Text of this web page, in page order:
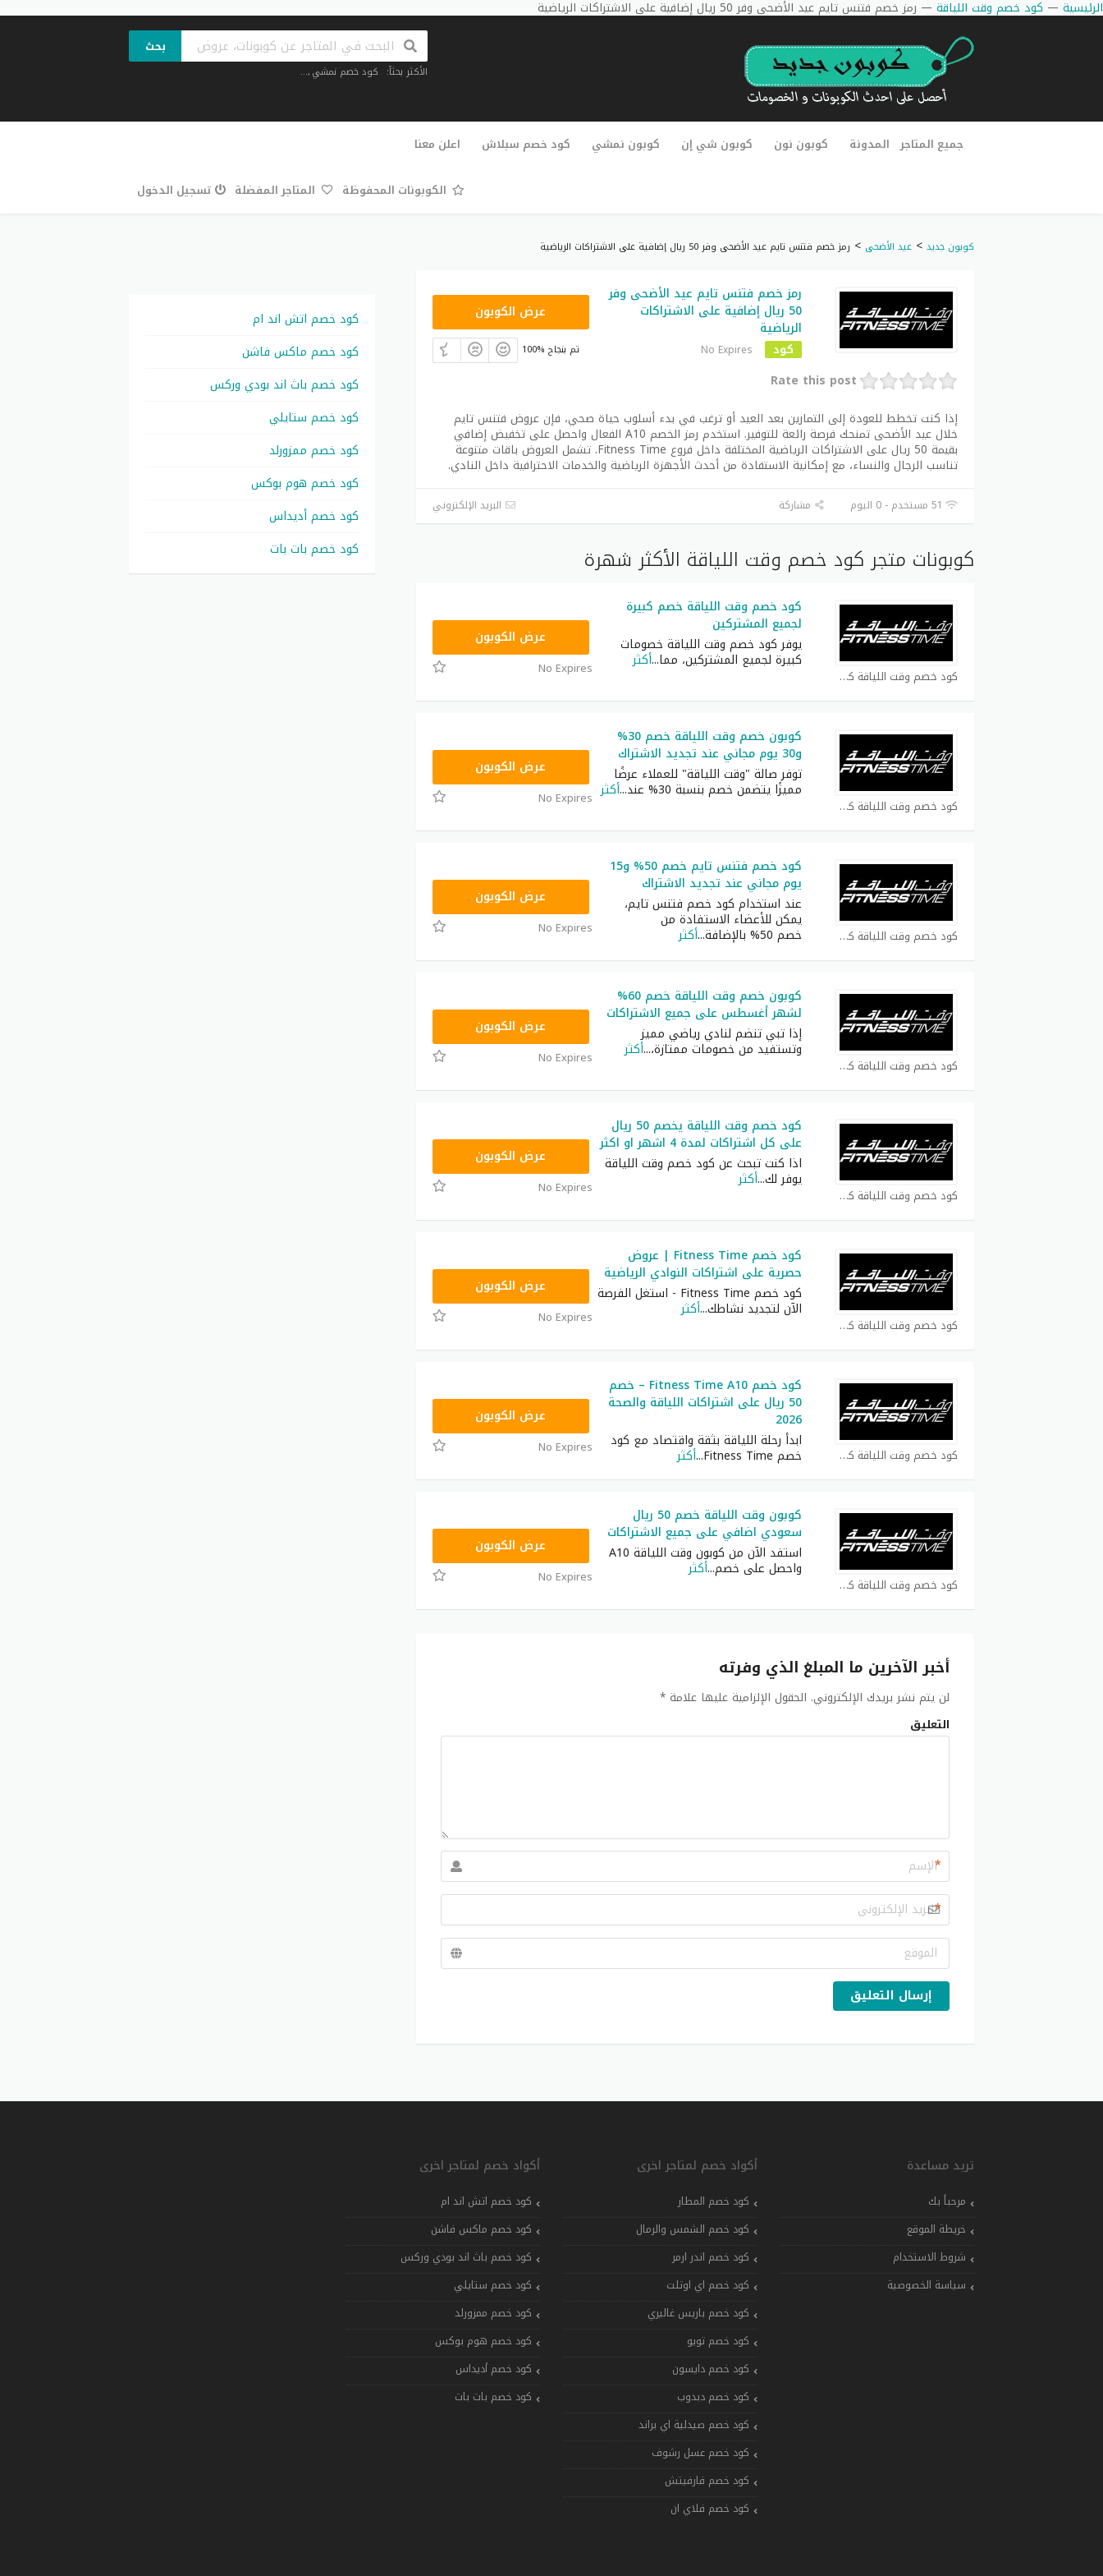
الرئيسية — كود خصم وقت اللياقة — رمز خصم فتنس تايم عيد الأضحى وفر 50 ريال إضافية على الاشتراكات الرياضية
بحث
الأكثر بحثاً: كود خصم نمشي,...
تخطي
جميع المتاجر المدونة كوبون نون كوبون شي إن كوبون نمشي كود خصم سبلاش اعلن معنا
الكوبونات المحفوظة المتاجر المفضلة تسجيل الدخول
كوبون جديد > عيد الأضحى > رمز خصم فتنس تايم عيد الأضحى وفر 50 ريال إضافية على الاشتراكات الرياضية
رمز خصم فتنس تايم عيد الأضحى وفر
50 ريال إضافية على الاشتراكات
الرياضية
كود No Expires
عرض الكوبون
100% تم بنجاح
Rate this post
إذا كنت تخطط للعودة إلى التمارين بعد العيد أو ترغب في بدء أسلوب حياة صحي، فإن عروض فتنس تايم
خلال عيد الأضحى تمنحك فرصة رائعة للتوفير. استخدم رمز الخصم A10 الفعال واحصل على تخفيض إضافي
بقيمة 50 ريال على الاشتراكات الرياضية المختلفة داخل فروع Fitness Time. تشمل العروض باقات متنوعة
تناسب الرجال والنساء، مع إمكانية الاستفادة من أحدث الأجهزة الرياضية والخدمات الاحترافية داخل النادي.
51 مستخدم - 0 اليوم مشاركة البريد الإلكتروني
كوبونات متجر كود خصم وقت اللياقة الأكثر شهرة
كود خصم وقت اللياقة كوبون
كود خصم وقت اللياقة خصم كبيرة
لجميع المشتركين
يوفر كود خصم وقت اللياقة خصومات
كبيرة لجميع المشتركين، مما...أكثر
عرض الكوبون
No Expires
كود خصم وقت اللياقة كوبون
كوبون خصم وقت اللياقة خصم 30%
و30 يوم مجاني عند تجديد الاشتراك
توفر صالة "وقت اللياقة" للعملاء عرضًا
مميزًا يتضمن خصم بنسبة 30% عند ...أكثر
عرض الكوبون
No Expires
كود خصم وقت اللياقة كوبون
كود خصم فتنس تايم خصم 50% و15
يوم مجاني عند تجديد الاشتراك
عند استخدام كود خصم فتنس تايم،
يمكن للأعضاء الاستفادة من
خصم 50% بالإضافة ...أكثر
عرض الكوبون
No Expires
كود خصم وقت اللياقة كوبون
كوبون خصم وقت اللياقة خصم 60%
لشهر أغسطس على جميع الاشتراكات
إذا تبي تنضم لنادي رياضي مميز
وتستفيد من خصومات ممتازة،...أكثر
عرض الكوبون
No Expires
كود خصم وقت اللياقة كوبون
كود خصم وقت اللياقة يخصم 50 ريال
على كل اشتراكات لمدة 4 اشهر او اكثر
اذا كنت تبحث عن كود خصم وقت اللياقة
يوفر لك...أكثر
عرض الكوبون
No Expires
كود خصم وقت اللياقة كوبون
كود خصم Fitness Time | عروض
حصرية على اشتراكات النوادي الرياضية
كود خصم Fitness Time - استغل الفرصة
الآن لتجديد نشاطك...أكثر
عرض الكوبون
No Expires
كود خصم وقت اللياقة كوبون
كود خصم Fitness Time A10 – خصم
50 ريال على اشتراكات اللياقة والصحة
2026
ابدأ رحلة اللياقة بثقة واقتصاد مع كود
خصم Fitness Time ...أكثر
عرض الكوبون
No Expires
كود خصم وقت اللياقة كوبون
كوبون وقت اللياقة خصم 50 ريال
سعودي اضافي على جميع الاشتراكات
استفد الآن من كوبون وقت اللياقة A10
واحصل على خصم...أكثر
عرض الكوبون
No Expires
أخبر الآخرين ما المبلغ الذي وفرته
لن يتم نشر بريدك الإلكتروني. الحقول الإلزامية عليها علامة *
التعليق
*
*
إرسال التعليق
كود خصم اتش اند ام
كود خصم ماكس فاشن
كود خصم باث اند بودي وركس
كود خصم ستايلي
كود خصم ممزورلد
كود خصم هوم بوكس
كود خصم أديداس
كود خصم بات بات
تريد مساعدة
مرحباً بك
خريطة الموقع
شروط الاستخدام
سياسة الخصوصية
أكواد خصم لمتاجر اخرى
كود خصم المطار
كود خصم الشمس والرمال
كود خصم اندر ارمر
كود خصم اي اوتلت
كود خصم باريس غاليري
كود خصم تويو
كود خصم دايسون
كود خصم دبدوب
كود خصم صيدلية اي براند
كود خصم عسل رشوف
كود خصم فارفيتش
كود خصم فلاي ان
أكواد خصم لمتاجر اخرى
كود خصم اتش اند ام
كود خصم ماكس فاشن
كود خصم باث اند بودي وركس
كود خصم ستايلي
كود خصم ممزورلد
كود خصم هوم بوكس
كود خصم أديداس
كود خصم بات بات